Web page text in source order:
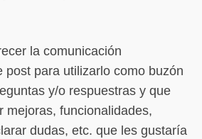
la comunicación
post para utilizarlo como buzón
y/o respuestras y que
mejoras, funcionalidades,
dudas, etc. que les gustaría